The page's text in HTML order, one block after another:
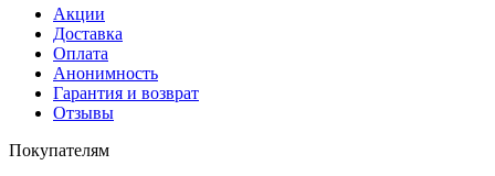
Акции
Доставка
Оплата
Анонимность
Гарантия и возврат
Отзывы
Покупателям